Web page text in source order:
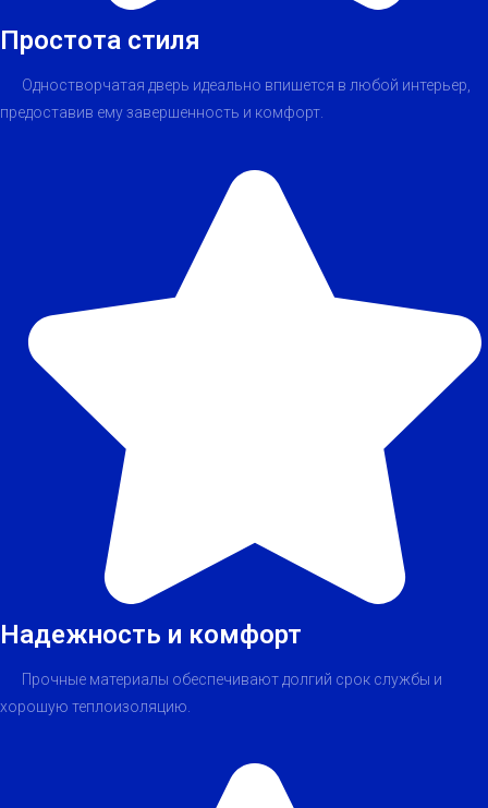
Простота стиля
Одностворчатая дверь идеально впишется в любой интерьер,
предоставив ему завершенность и комфорт.
Надежность и комфорт
Прочные материалы обеспечивают долгий срок службы и
хорошую теплоизоляцию.